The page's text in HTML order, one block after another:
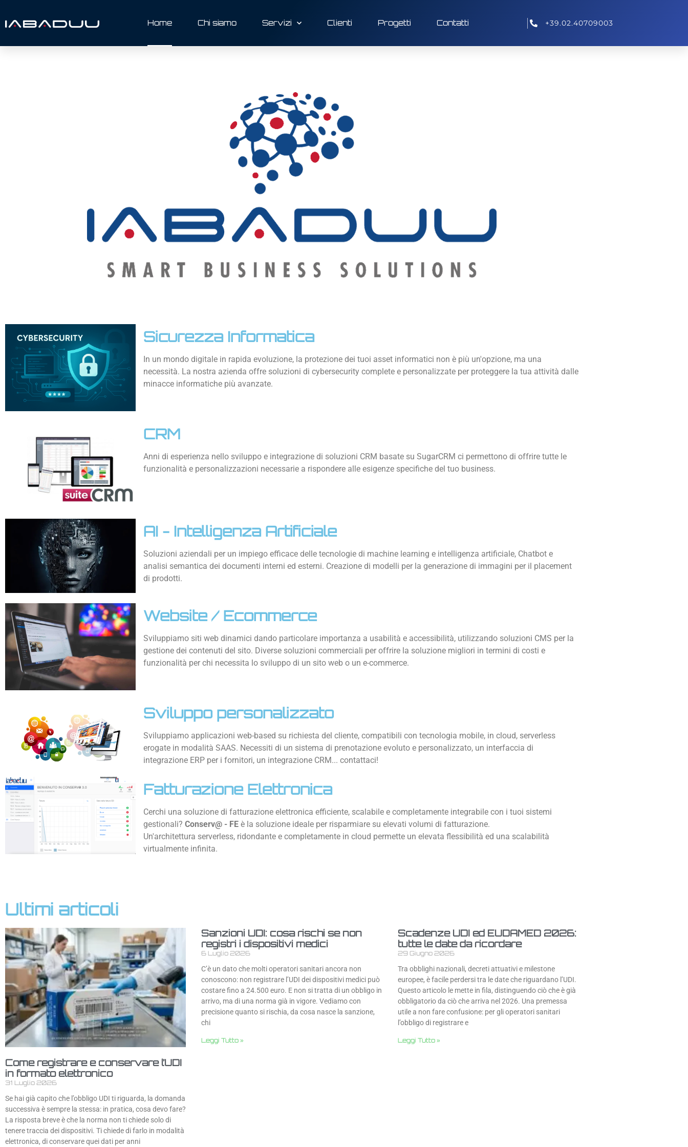
Home Chi siamo Servizi Clienti Progetti Contatti +39.02.40709003
Sicurezza Informatica
In un mondo digitale in rapida evoluzione, la protezione dei tuoi asset informatici non è più un'opzione, ma una
necessità. La nostra azienda offre soluzioni di cybersecurity complete e personalizzate per proteggere la tua attività dalle
minacce informatiche più avanzate.
CRM
Anni di esperienza nello sviluppo e integrazione di soluzioni CRM basate su SugarCRM ci permettono di offrire tutte le
funzionalità e personalizzazioni necessarie a rispondere alle esigenze specifiche del tuo business.
AI - Intelligenza Artificiale
Soluzioni aziendali per un impiego efficace delle tecnologie di machine learning e intelligenza artificiale, Chatbot e
analisi semantica dei documenti interni ed esterni. Creazione di modelli per la generazione di immagini per il placement
di prodotti.
Website / Ecommerce
Sviluppiamo siti web dinamici dando particolare importanza a usabilità e accessibilità, utilizzando soluzioni CMS per la
gestione dei contenuti del sito. Diverse soluzioni commerciali per offrire la soluzione migliori in termini di costi e
funzionalità per chi necessita lo sviluppo di un sito web o un e-commerce.
Sviluppo personalizzato
Sviluppiamo applicazioni web-based su richiesta del cliente, compatibili con tecnologia mobile, in cloud, serverless
erogate in modalità SAAS. Necessiti di un sistema di prenotazione evoluto e personalizzato, un interfaccia di
integrazione ERP per i fornitori, un integrazione CRM... contattaci!
Fatturazione Elettronica
Cerchi una soluzione di fatturazione elettronica efficiente, scalabile e completamente integrabile con i tuoi sistemi
gestionali? Conserv@ - FE è la soluzione ideale per risparmiare su elevati volumi di fatturazione.
Un'architettura serverless, ridondante e completamente in cloud permette un elevata flessibilità ed una scalabilità
virtualmente infinita.
Ultimi articoli
Come registrare e conservare l’UDI
in formato elettronico
31 Luglio 2026
Se hai già capito che l’obbligo UDI ti riguarda, la domanda
successiva è sempre la stessa: in pratica, cosa devo fare?
La risposta breve è che la norma non ti chiede solo di
tenere traccia dei dispositivi. Ti chiede di farlo in modalità
elettronica, di conservare quei dati per anni
Sanzioni UDI: cosa rischi se non
registri i dispositivi medici
6 Luglio 2026
C’è un dato che molti operatori sanitari ancora non
conoscono: non registrare l’UDI dei dispositivi medici può
costare fino a 24.500 euro. E non si tratta di un obbligo in
arrivo, ma di una norma già in vigore. Vediamo con
precisione quanto si rischia, da cosa nasce la sanzione,
chi
Leggi Tutto »
Scadenze UDI ed EUDAMED 2026:
tutte le date da ricordare
29 Giugno 2026
Tra obblighi nazionali, decreti attuativi e milestone
europee, è facile perdersi tra le date che riguardano l’UDI.
Questo articolo le mette in fila, distinguendo ciò che è già
obbligatorio da ciò che arriva nel 2026. Una premessa
utile a non fare confusione: per gli operatori sanitari
l’obbligo di registrare e
Leggi Tutto »